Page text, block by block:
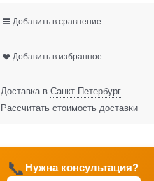
📞Нужна консультация?
Добавить в сравнение
Добавить в избранное
Доставка в Санкт-Петербург
Рассчитать стоимость доставки